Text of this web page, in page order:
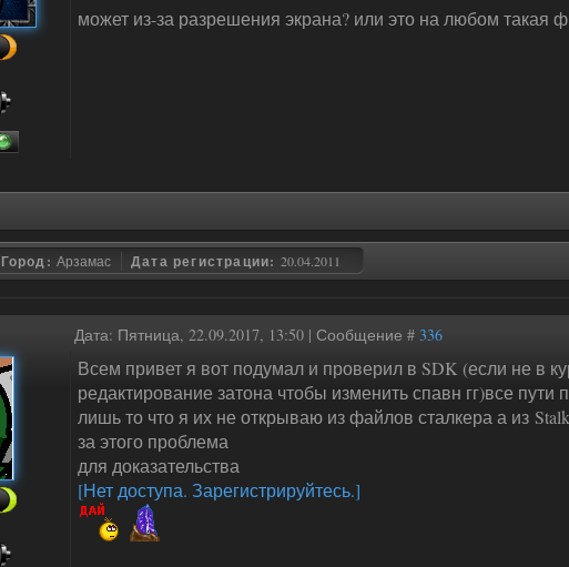
может из-за разрешения экрана? или это на любом такая
Город:Арзамас Дата регистрации: 20.04.2011
Дата: Пятница, 22.09.2017, 13:50 | Сообщение # 336
Всем привет я вот подумал и проверил в SDK (если не в
редактирование затона чтобы изменить спавн гг)все
лишь то что я их не открываю из файлов сталкера а из
за этого проблема
для доказательства
[Нет доступа. Зарегистрируйтесь.]